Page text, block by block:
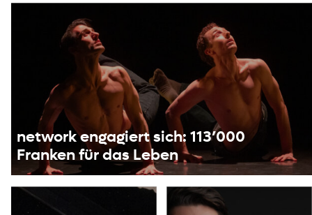
network engagiert sich: 113’000
Franken für das Leben